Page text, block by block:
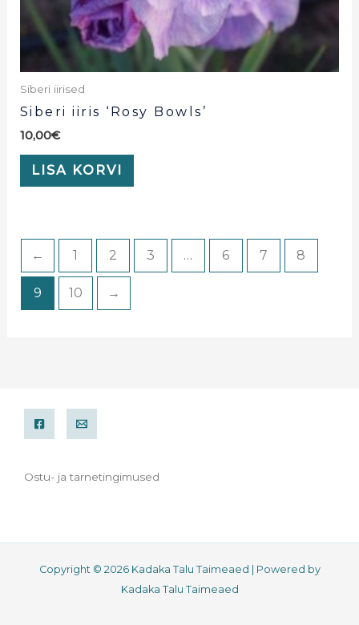
Siberi iirised
Siberi iiris ‘Rosy Bowls’
10,00€
LISA KORVI
← 1 2 3 … 6 7 8
9 10 →
Ostu- ja tarnetingimused
Copyright © 2026 Kadaka Talu Taimeaed | Powered by
Kadaka Talu Taimeaed